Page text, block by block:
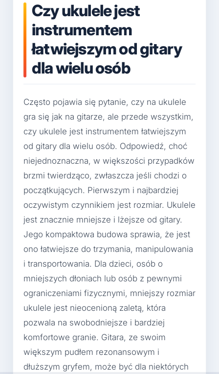
Czy ukulele jest
instrumentem
łatwiejszym od gitary
dla wielu osób
Często pojawia się pytanie, czy na ukulele
gra się jak na gitarze, ale przede wszystkim,
czy ukulele jest instrumentem łatwiejszym
od gitary dla wielu osób. Odpowiedź, choć
niejednoznaczna, w większości przypadków
brzmi twierdząco, zwłaszcza jeśli chodzi o
początkujących. Pierwszym i najbardziej
oczywistym czynnikiem jest rozmiar. Ukulele
jest znacznie mniejsze i lżejsze od gitary.
Jego kompaktowa budowa sprawia, że jest
ono łatwiejsze do trzymania, manipulowania
i transportowania. Dla dzieci, osób o
mniejszych dłoniach lub osób z pewnymi
ograniczeniami fizycznymi, mniejszy rozmiar
ukulele jest nieocenioną zaletą, która
pozwala na swobodniejsze i bardziej
komfortowe granie. Gitara, ze swoim
większym pudłem rezonansowym i
dłuższym gryfem, może być dla niektórych